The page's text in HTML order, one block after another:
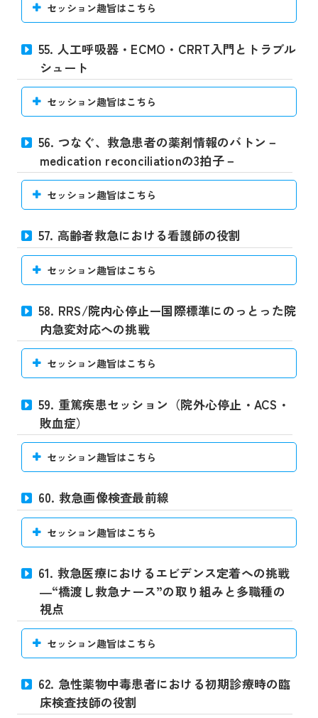
セッション趣旨はこちら
55. 人工呼吸器・ECMO・CRRT入門とトラブル
シュート
セッション趣旨はこちら
56. つなぐ、救急患者の薬剤情報のバトン－
medication reconciliationの3拍子－
セッション趣旨はこちら
57. 高齢者救急における看護師の役割
セッション趣旨はこちら
58. RRS/院内心停止ー国際標準にのっとった院
内急変対応への挑戦
セッション趣旨はこちら
59. 重篤疾患セッション（院外心停止・ACS・
敗血症）
セッション趣旨はこちら
60. 救急画像検査最前線
セッション趣旨はこちら
61. 救急医療におけるエビデンス定着への挑戦
―“橋渡し救急ナース”の取り組みと多職種の
視点
セッション趣旨はこちら
62. 急性薬物中毒患者における初期診療時の臨
床検査技師の役割